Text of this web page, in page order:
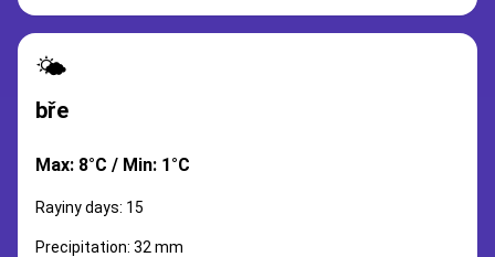
🌤️
bře
Max: 8°C / Min: 1°C
Rayiny days: 15
Precipitation: 32 mm